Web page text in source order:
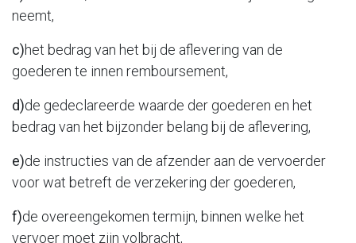
neemt,
c)het bedrag van het bij de aflevering van de
goederen te innen remboursement,
d)de gedeclareerde waarde der goederen en het
bedrag van het bijzonder belang bij de aflevering,
e)de instructies van de afzender aan de vervoerder
voor wat betreft de verzekering der goederen,
f)de overeengekomen termijn, binnen welke het
vervoer moet zijn volbracht,